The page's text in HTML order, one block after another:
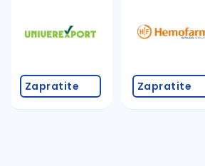
Zapratite Zapratite